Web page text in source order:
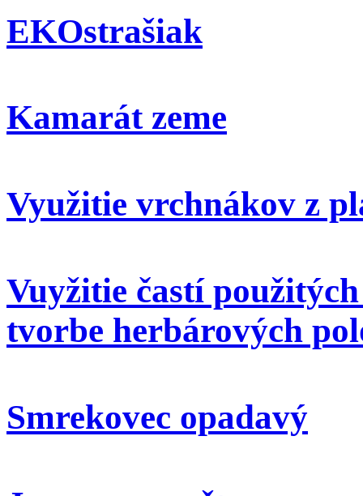
EKOstrašiak
Kamarát zeme
Využitie vrchnákov z
Vuyžitie častí
tvorbe herbárových
Smrekovec opadavý